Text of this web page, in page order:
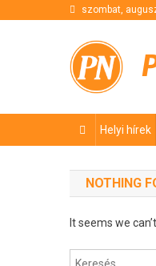
szombat,
Helyi hírek
NOTHING
It seems we
Keresés: